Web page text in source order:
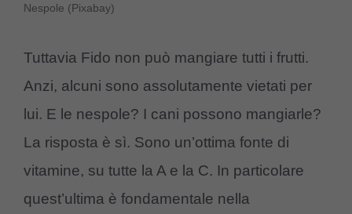
Nespole (Pixabay)
Tuttavia Fido non può mangiare tutti i frutti.
Anzi, alcuni sono assolutamente vietati per
lui. E le nespole? I cani possono mangiarle?
La risposta è sì. Sono un’ottima fonte di
vitamine, su tutte la A e la C. In particolare
quest’ultima è fondamentale nella